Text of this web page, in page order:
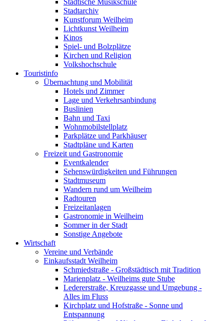
Stadtarchiv
Kunstforum Weilheim
Lichtkunst Weilheim
Kinos
Spiel- und Bolzplätze
Kirchen und Religion
Volkshochschule
Touristinfo
Übernachtung und Mobilität
Hotels und Zimmer
Lage und Verkehrsanbindung
Buslinien
Bahn und Taxi
Wohnmobilstellplatz
Parkplätze und Parkhäuser
Stadtpläne und Karten
Freizeit und Gastronomie
Eventkalender
Sehenswürdigkeiten und Führungen
Stadtmuseum
Wandern rund um Weilheim
Radtouren
Freizeitanlagen
Gastronomie in Weilheim
Sommer in der Stadt
Sonstige Angebote
Wirtschaft
Vereine und Verbände
Einkaufsstadt Weilheim
Schmiedstraße - Großstädtisch mit Tradition
Marienplatz - Weilheims gute Stube
Ledererstraße, Kreuzgasse und Umgebung -
Alles im Fluss
Kirchplatz und Hofstraße - Sonne und
Entspannung